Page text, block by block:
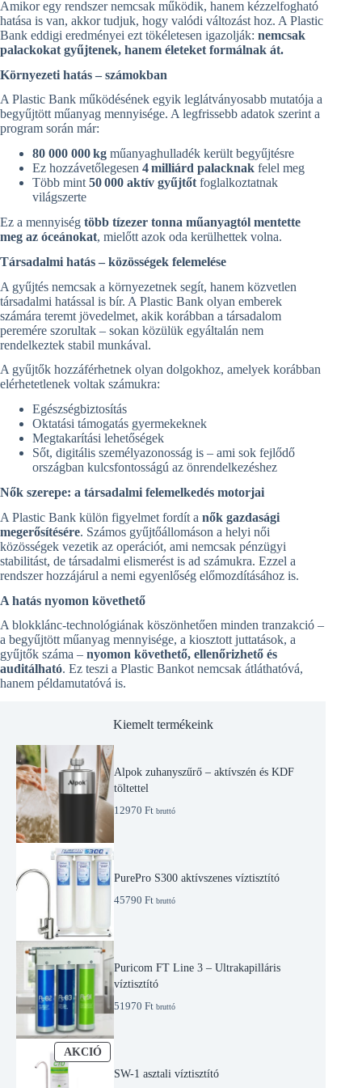
Amikor egy rendszer nemcsak működik, hanem kézzelfogható
hatása is van, akkor tudjuk, hogy valódi változást hoz. A Plastic
Bank eddigi eredményei ezt tökéletesen igazolják: nemcsak
palackokat gyűjtenek, hanem életeket formálnak át.
Környezeti hatás – számokban
A Plastic Bank működésének egyik leglátványosabb mutatója a
begyűjtött műanyag mennyisége. A legfrissebb adatok szerint a
program során már:
80 000 000kg műanyaghulladék került begyűjtésre
Ez hozzávetőlegesen 4milliárd palacknak felel meg
Több mint 50000 aktív gyűjtőt foglalkoztatnak
világszerte
Ez a mennyiség több tízezer tonna műanyagtól mentette
meg az óceánokat, mielőtt azok oda kerülhettek volna.
Társadalmi hatás – közösségek felemelése
A gyűjtés nemcsak a környezetnek segít, hanem közvetlen
társadalmi hatással is bír. A Plastic Bank olyan emberek
számára teremt jövedelmet, akik korábban a társadalom
peremére szorultak – sokan közülük egyáltalán nem
rendelkeztek stabil munkával.
A gyűjtők hozzáférhetnek olyan dolgokhoz, amelyek korábban
elérhetetlenek voltak számukra:
Egészségbiztosítás
Oktatási támogatás gyermekeknek
Megtakarítási lehetőségek
Sőt, digitális személyazonosság is – ami sok fejlődő
országban kulcsfontosságú az önrendelkezéshez
Nők szerepe: a társadalmi felemelkedés motorjai
A Plastic Bank külön figyelmet fordít a nők gazdasági
megerősítésére. Számos gyűjtőállomáson a helyi női
közösségek vezetik az operációt, ami nemcsak pénzügyi
stabilitást, de társadalmi elismerést is ad számukra. Ezzel a
rendszer hozzájárul a nemi egyenlőség előmozdításához is.
A hatás nyomon követhető
A blokklánc-technológiának köszönhetően minden tranzakció –
a begyűjtött műanyag mennyisége, a kiosztott juttatások, a
gyűjtők száma – nyomon követhető, ellenőrizhető és
auditálható. Ez teszi a Plastic Bankot nemcsak átláthatóvá,
hanem példamutatóvá is.
Kiemelt termékeink
Alpok zuhanyszűrő – aktívszén és KDF
töltettel
12970Ft bruttó
PurePro S300 aktívszenes víztisztító
45790Ft bruttó
Puricom FT Line 3 – Ultrakapilláris
víztisztító
51970Ft bruttó
AKCIÓA
K
SW-1 asztali víztisztító